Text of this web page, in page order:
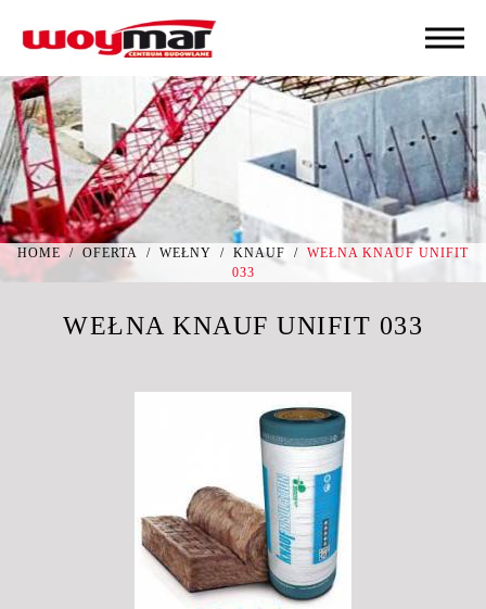
HOME / OFERTA / WEŁNY / KNAUF / WEŁNA KNAUF UNIFIT
033
WEŁNA KNAUF UNIFIT 033